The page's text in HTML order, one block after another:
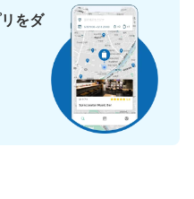
をダ